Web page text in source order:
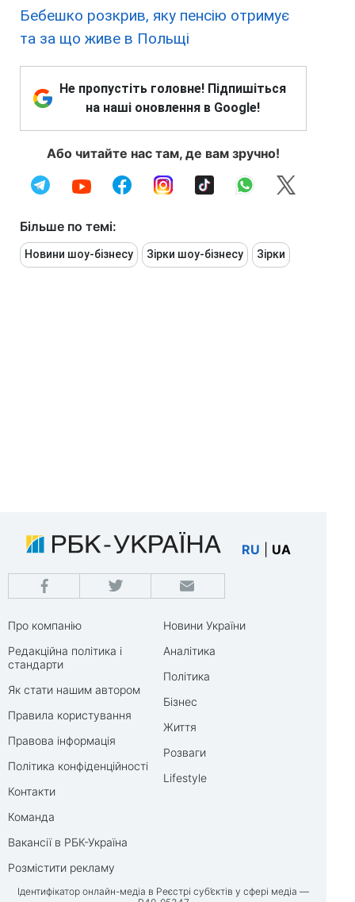
Бебешко розкрив, яку пенсію отримує
та за що живе в Польщі
Не пропустіть головне! Підпишіться
на наші оновлення в Google!
Або читайте нас там, де вам зручно!
Більше по темі:
Новини шоу-бізнесу Зірки шоу-бізнесу Зірки
RU UA
Про компанію
Редакційна політика і
стандарти
Як стати нашим автором
Правила користування
Правова інформація
Політика конфіденційності
Контакти
Команда
Вакансії в РБК-Україна
Розмістити рекламу
Новини України
Аналітика
Політика
Бізнес
Життя
Розваги
Lifestyle
Ідентифікатор онлайн-медіа в Реєстрі суб’єктів у сфері медіа —